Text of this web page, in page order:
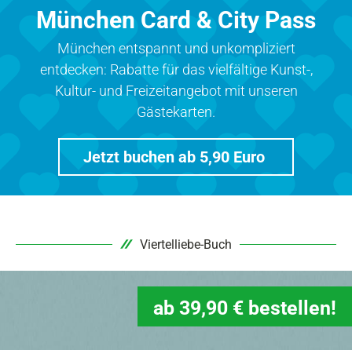
München Card & City Pass
München entspannt und unkompliziert
entdecken: Rabatte für das vielfältige Kunst-,
Kultur- und Freizeitangebot mit unseren
Gästekarten.
Jetzt buchen ab 5,90 Euro
Viertelliebe-Buch
ab 39,90 € bestellen!